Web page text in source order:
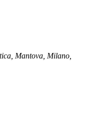
Mantova, Milano,